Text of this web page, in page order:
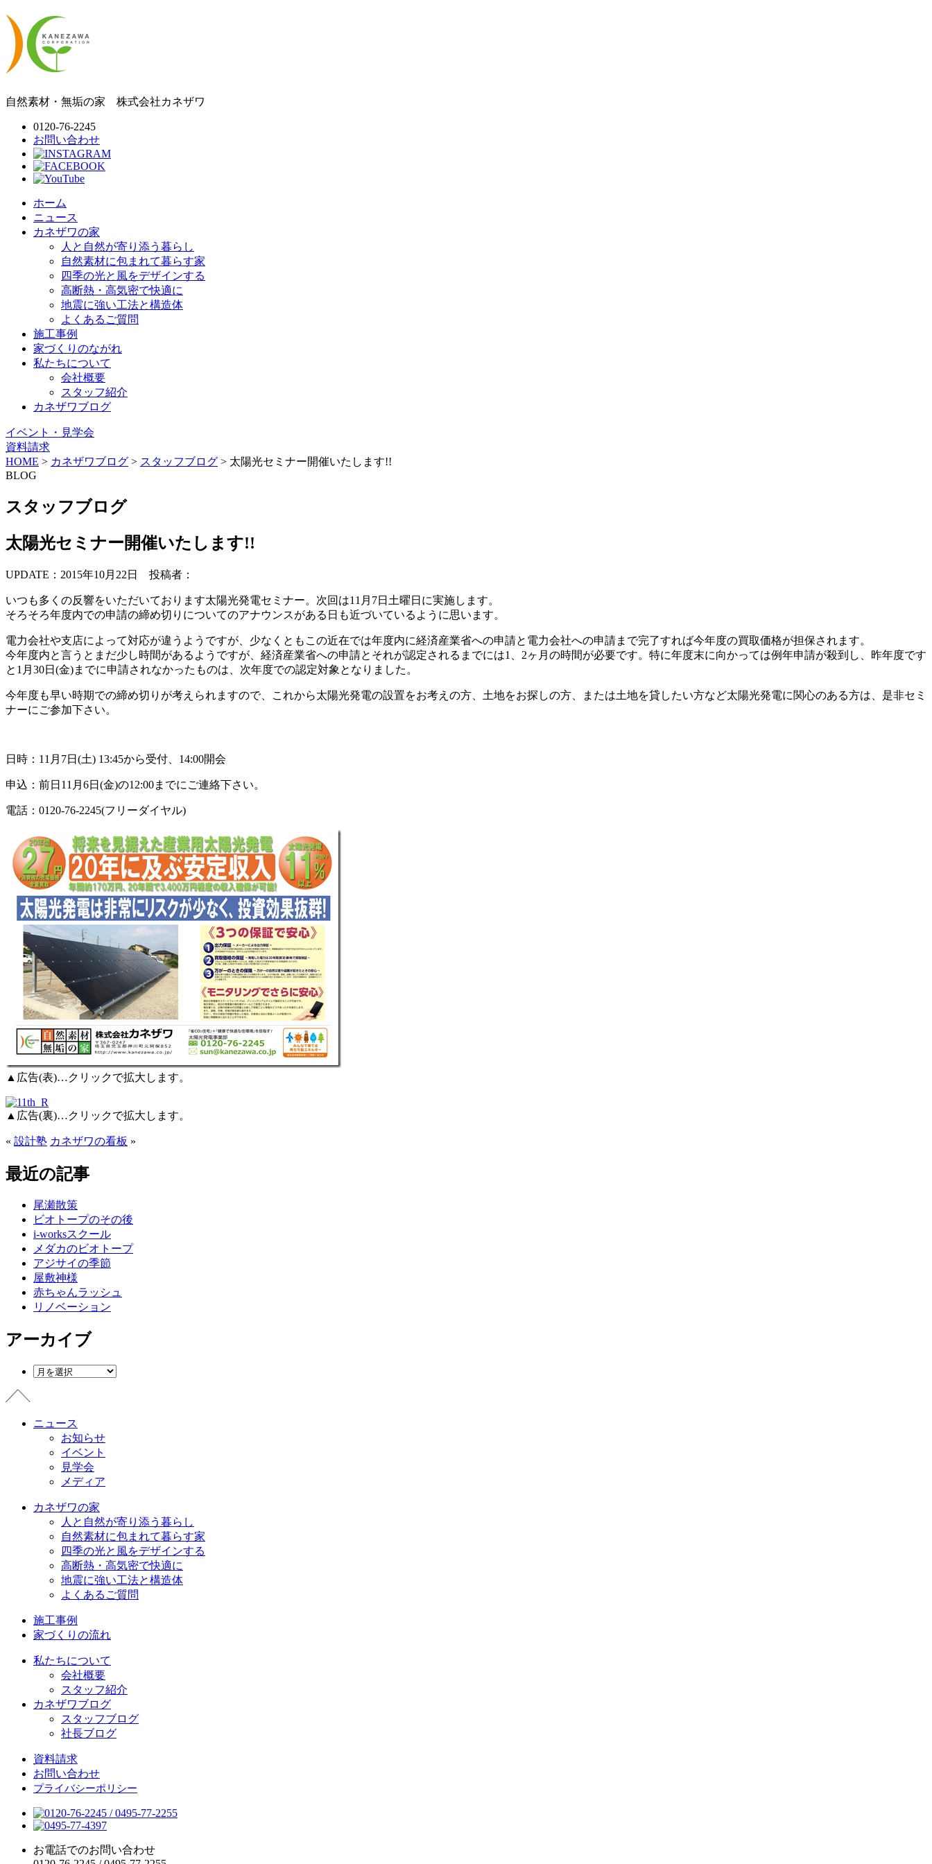
自然素材・無垢の家 株式会社カネザワ
0120-76-2245
お問い合わせ
ホーム
ニュース
カネザワの家
人と自然が寄り添う暮らし
自然素材に包まれて暮らす家
四季の光と風をデザインする
高断熱・高気密で快適に
地震に強い工法と構造体
よくあるご質問
施工事例
家づくりのながれ
私たちについて
会社概要
スタッフ紹介
カネザワブログ
イベント・見学会
資料請求
HOME > カネザワブログ > スタッフブログ > 太陽光セミナー開催いたします!!
BLOG
スタッフブログ
太陽光セミナー開催いたします!!
UPDATE：2015年10月22日 投稿者：
いつも多くの反響をいただいております太陽光発電セミナー。次回は11月7日土曜日に実施します。
そろそろ年度内での申請の締め切りについてのアナウンスがある日も近づいているように思います。
電力会社や支店によって対応が違うようですが、少なくともこの近在では年度内に経済産業省への申請と電力会社への申請まで完了すれば今年度の買取価格が担保されます。
今年度内と言うとまだ少し時間があるようですが、経済産業省への申請とそれが認定されるまでには1、2ヶ月の時間が必要です。特に年度末に向かっては例年申請が殺到し、昨年度です
と1月30日(金)までに申請されなかったものは、次年度での認定対象となりました。
今年度も早い時期での締め切りが考えられますので、これから太陽光発電の設置をお考えの方、土地をお探しの方、または土地を貸したい方など太陽光発電に関心のある方は、是非セミ
ナーにご参加下さい。
日時：11月7日(土) 13:45から受付、14:00開会
申込：前日11月6日(金)の12:00までにご連絡下さい。
電話：0120-76-2245(フリーダイヤル)
▲広告(表)…クリックで拡大します。
▲広告(裏)…クリックで拡大します。
« 設計塾 カネザワの看板 »
最近の記事
尾瀬散策
ビオトープのその後
i-worksスクール
メダカのビオトープ
アジサイの季節
屋敷神様
赤ちゃんラッシュ
リノベーション
アーカイブ
ニュース
お知らせ
イベント
見学会
メディア
カネザワの家
人と自然が寄り添う暮らし
自然素材に包まれて暮らす家
四季の光と風をデザインする
高断熱・高気密で快適に
地震に強い工法と構造体
よくあるご質問
施工事例
家づくりの流れ
私たちについて
会社概要
スタッフ紹介
カネザワブログ
スタッフブログ
社長ブログ
資料請求
お問い合わせ
プライバシーポリシー
お電話でのお問い合わせ